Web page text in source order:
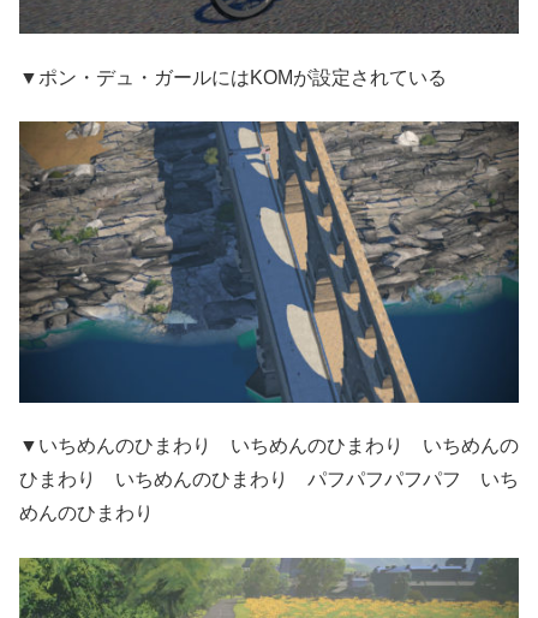
▼ポン・デュ・ガールにはKOMが設定されている
▼いちめんのひまわり いちめんのひまわり いちめんの
ひまわり いちめんのひまわり パフパフパフパフ いち
めんのひまわり